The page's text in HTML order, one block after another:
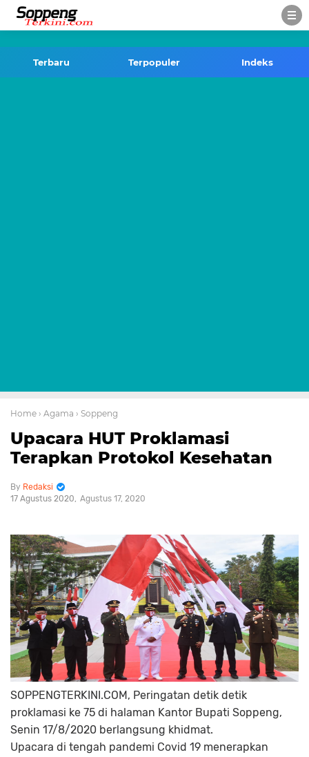
Terbaru Terpopuler Indeks
Home › Agama › Soppeng
Upacara HUT Proklamasi
Terapkan Protokol Kesehatan
Redaksi
17 Agustus 2020
Agustus 17, 2020
SOPPENGTERKINI.COM, Peringatan detik detik
proklamasi ke 75 di halaman Kantor Bupati Soppeng,
Senin 17/8/2020 berlangsung khidmat.
Upacara di tengah pandemi Covid 19 menerapkan